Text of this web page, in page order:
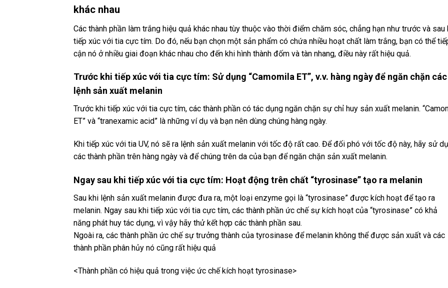
khác nhau
Các thành phần làm trắng hiệu quả khác nhau tùy thuộc vào thời điểm chăm sóc, chẳng hạn như trước và sau
tiếp xúc với tia cực tím. Do đó, nếu bạn chọn một sản phẩm có chứa nhiều hoạt chất làm trắng, bạn có thể
cận nó ở nhiều giai đoạn khác nhau cho đến khi hình thành đốm và tàn nhang, điều này rất hiệu quả.
Trước khi tiếp xúc với tia cực tím: Sử dụng “Camomila ET”, v.v. hàng ngày để ngăn chặn các
lệnh sản xuất melanin
Trước khi tiếp xúc với tia cực tím, các thành phần có tác dụng ngăn chặn sự chỉ huy sản xuất melanin.
ET” và “tranexamic acid” là những ví dụ và bạn nên dùng chúng hàng ngày.
Khi tiếp xúc với tia UV, nó sẽ ra lệnh sản xuất melanin với tốc độ rất cao. Để đối phó với tốc độ này, hãy sử
các thành phần trên hàng ngày và để chúng trên da của bạn để ngăn chặn sản xuất melanin.
Ngay sau khi tiếp xúc với tia cực tím: Hoạt động trên chất “tyrosinase” tạo ra melanin
Sau khi lệnh sản xuất melanin được đưa ra, một loại enzyme gọi là “tyrosinase” được kích hoạt để tạo ra
melanin. Ngay sau khi tiếp xúc với tia cực tím, các thành phần ức chế sự kích hoạt của “tyrosinase” có khả
năng phát huy tác dụng, vì vậy hãy thử kết hợp các thành phần sau.
Ngoài ra, các thành phần ức chế sự trưởng thành của tyrosinase để melanin không thể được sản xuất và các
thành phần phân hủy nó cũng rất hiệu quả
<Thành phần có hiệu quả trong việc ức chế kích hoạt tyrosinase>